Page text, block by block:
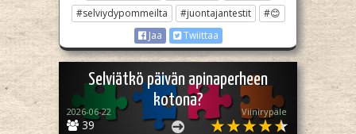
#selviydypommeilta
#juontajantestit
#😊
Jaa
Twiittaa
Selviätkö päivän apinaperheen
kotona?
39
2026-06-22 Viinirypäle